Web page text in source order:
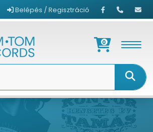
Belépés / Regisztráció
0